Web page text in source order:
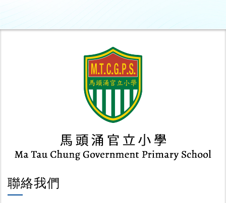
聯絡我們